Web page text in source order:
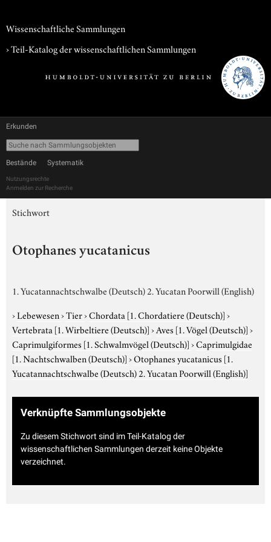
Wissenschaftliche Sammlungen
› Teil-Katalog der wissenschaftlichen Sammlungen
Erkunden
Bestände Systematik
Nutzungsrechte
Anmelden zur Recherche
Stichwort
Otophanes yucatanicus
1. Yucatannachtschwalbe (Deutsch) 2. Yucatan Poorwill (English)
›Lebewesen›Tier›Chordata [1. Chordatiere (Deutsch)]›
Vertebrata [1. Wirbeltiere (Deutsch)]›Aves [1. Vögel (Deutsch)]›
Caprimulgiformes [1. Schwalmvögel (Deutsch)]›Caprimulgidae
[1. Nachtschwalben (Deutsch)]›Otophanes yucatanicus [1.
Yucatannachtschwalbe (Deutsch) 2. Yucatan Poorwill (English)]
Verknüpfte Sammlungsobjekte
Zu diesem Stichwort sind im Teil-Katalog der
wissenschaftlichen Sammlungen derzeit keine Objekte
verzeichnet.